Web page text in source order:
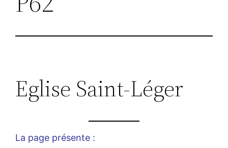
Eglise Saint-Léger
La page présente :